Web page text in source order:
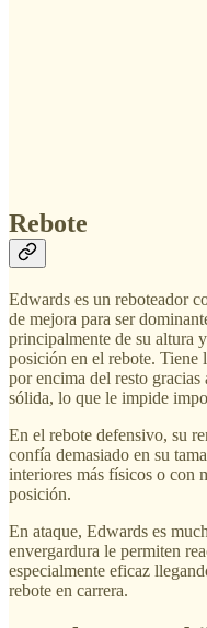
Rebote
Edwards es un reboteador
de mejora para ser
principalmente de su altura
posición en el rebote. Tiene
por encima del resto gracias
sólida, lo que le impide
En el rebote defensivo, su
confía demasiado en su
interiores más físicos o con
posición.
En ataque, Edwards es
envergardura le permiten
especialmente eficaz
rebote en carrera.